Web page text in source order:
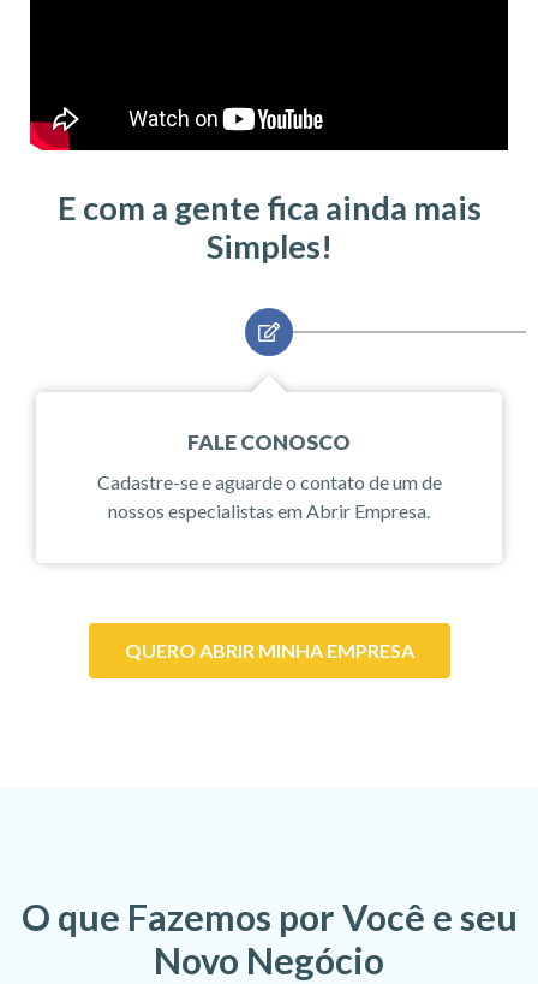
E com a gente fica ainda mais
Simples!
FALE CONOSCO
Cadastre-se e aguarde o contato de um de
nossos especialistas em Abrir Empresa.
QUERO ABRIR MINHA EMPRESA
O que Fazemos por Você e seu
Novo Negócio